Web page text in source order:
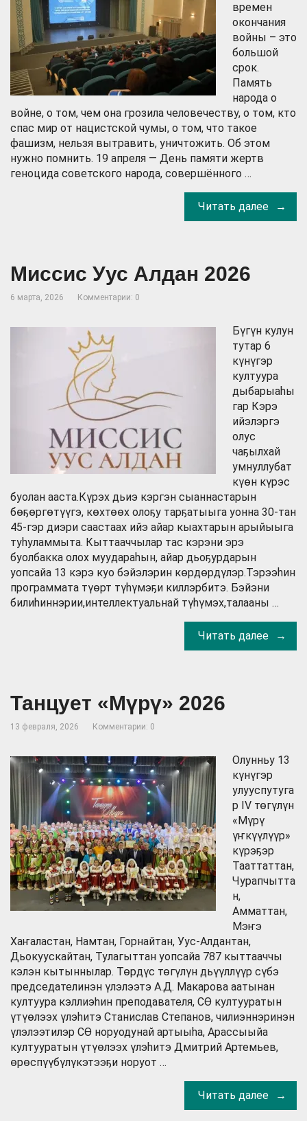
времен
окончания
войны – это
большой
срок.
Память
народа о
войне, о том, чем она грозила человечеству, о том, кто
спас мир от нацистской чумы, о том, что такое
фашизм, нельзя вытравить, уничтожить. Об этом
нужно помнить. 19 апреля — День памяти жертв
геноцида советского народа, совершённого …
Читать далее
Миссис Уус Алдан 2026
6 марта, 2026 Комментарии: 0
Бүгүн кулун
тутар 6
күнүгэр
култуура
дыбарыаһы
гар Кэрэ
ийэлэргэ
олус
чаҕылхай
умнуллубат
күөн күрэс
буолан ааста.Күрэх дьиэ кэргэн сыаннастарын
бөҕөргөтүүгэ, көхтөөх олоҕу тарҕатыыга уонна 30-тан
45-гэр диэри саастаах ийэ айар кыахтарын арыйыыга
туһуламмыта. Кыттааччылар тас кэрэни эрэ
буолбакка олох муудараһын, айар дьоҕурдарын
уопсайа 13 кэрэ куо бэйэлэрин көрдөрдүлэр.Тэрээһин
программата түөрт түһүмэҕи киллэрбитэ. Бэйэни
билиһиннэрии,интеллектуальнай түһүмэх,талааны …
Читать далее
Танцует «Мүрү» 2026
13 февраля, 2026 Комментарии: 0
Олунньу 13
күнүгэр
улууспутуга
р IV төгүлүн
«Мүрү
үҥкүүлүүр»
күрэҕэр
Тааттаттан,
Чурапчытта
н,
Амматтан,
Мэҥэ
Хаҥаластан, Намтан, Горнайтан, Уус-Алдантан,
Дьокуускайтан, Тулагыттан уопсайа 787 кыттааччы
кэлэн кытыннылар. Төрдүс төгүлүн дьүүллүүр сүбэ
председателинэн үлэлээтэ А.Д. Макарова аатынан
култуура кэллиэhин преподавателя, СӨ култууратын
үтүөлээх үлэһитэ Станислав Степанов, чилиэннэринэн
үлэлээтилэр СӨ норуодунай артыыһа, Арассыыйа
култууратын үтүөлээх үлэһитэ Дмитрий Артемьев,
өрөспүүбүлүкэтээҕи норуот …
Читать далее